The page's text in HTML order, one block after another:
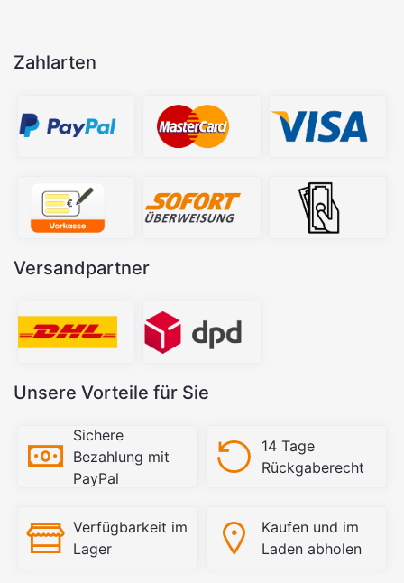
Zahlarten
Versandpartner
Unsere Vorteile für Sie
Sichere
Bezahlung mit
PayPal
14 Tage
Rückgaberecht
Verfügbarkeit im
Lager
Kaufen und im
Laden abholen